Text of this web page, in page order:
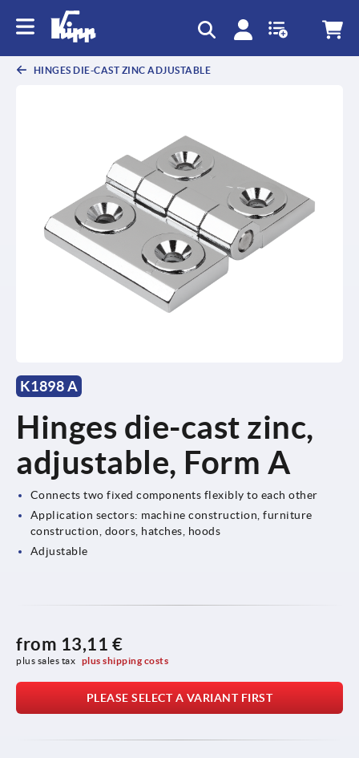
HINGES DIE-CAST ZINC ADJUSTABLE
K1898 A
Hinges die-cast zinc,
adjustable, Form A
Connects two fixed components flexibly to each other
Application sectors: machine construction, furniture
construction, doors, hatches, hoods
Adjustable
from 13,11 €
plus sales tax plus shipping costs
PLEASE SELECT A VARIANT FIRST